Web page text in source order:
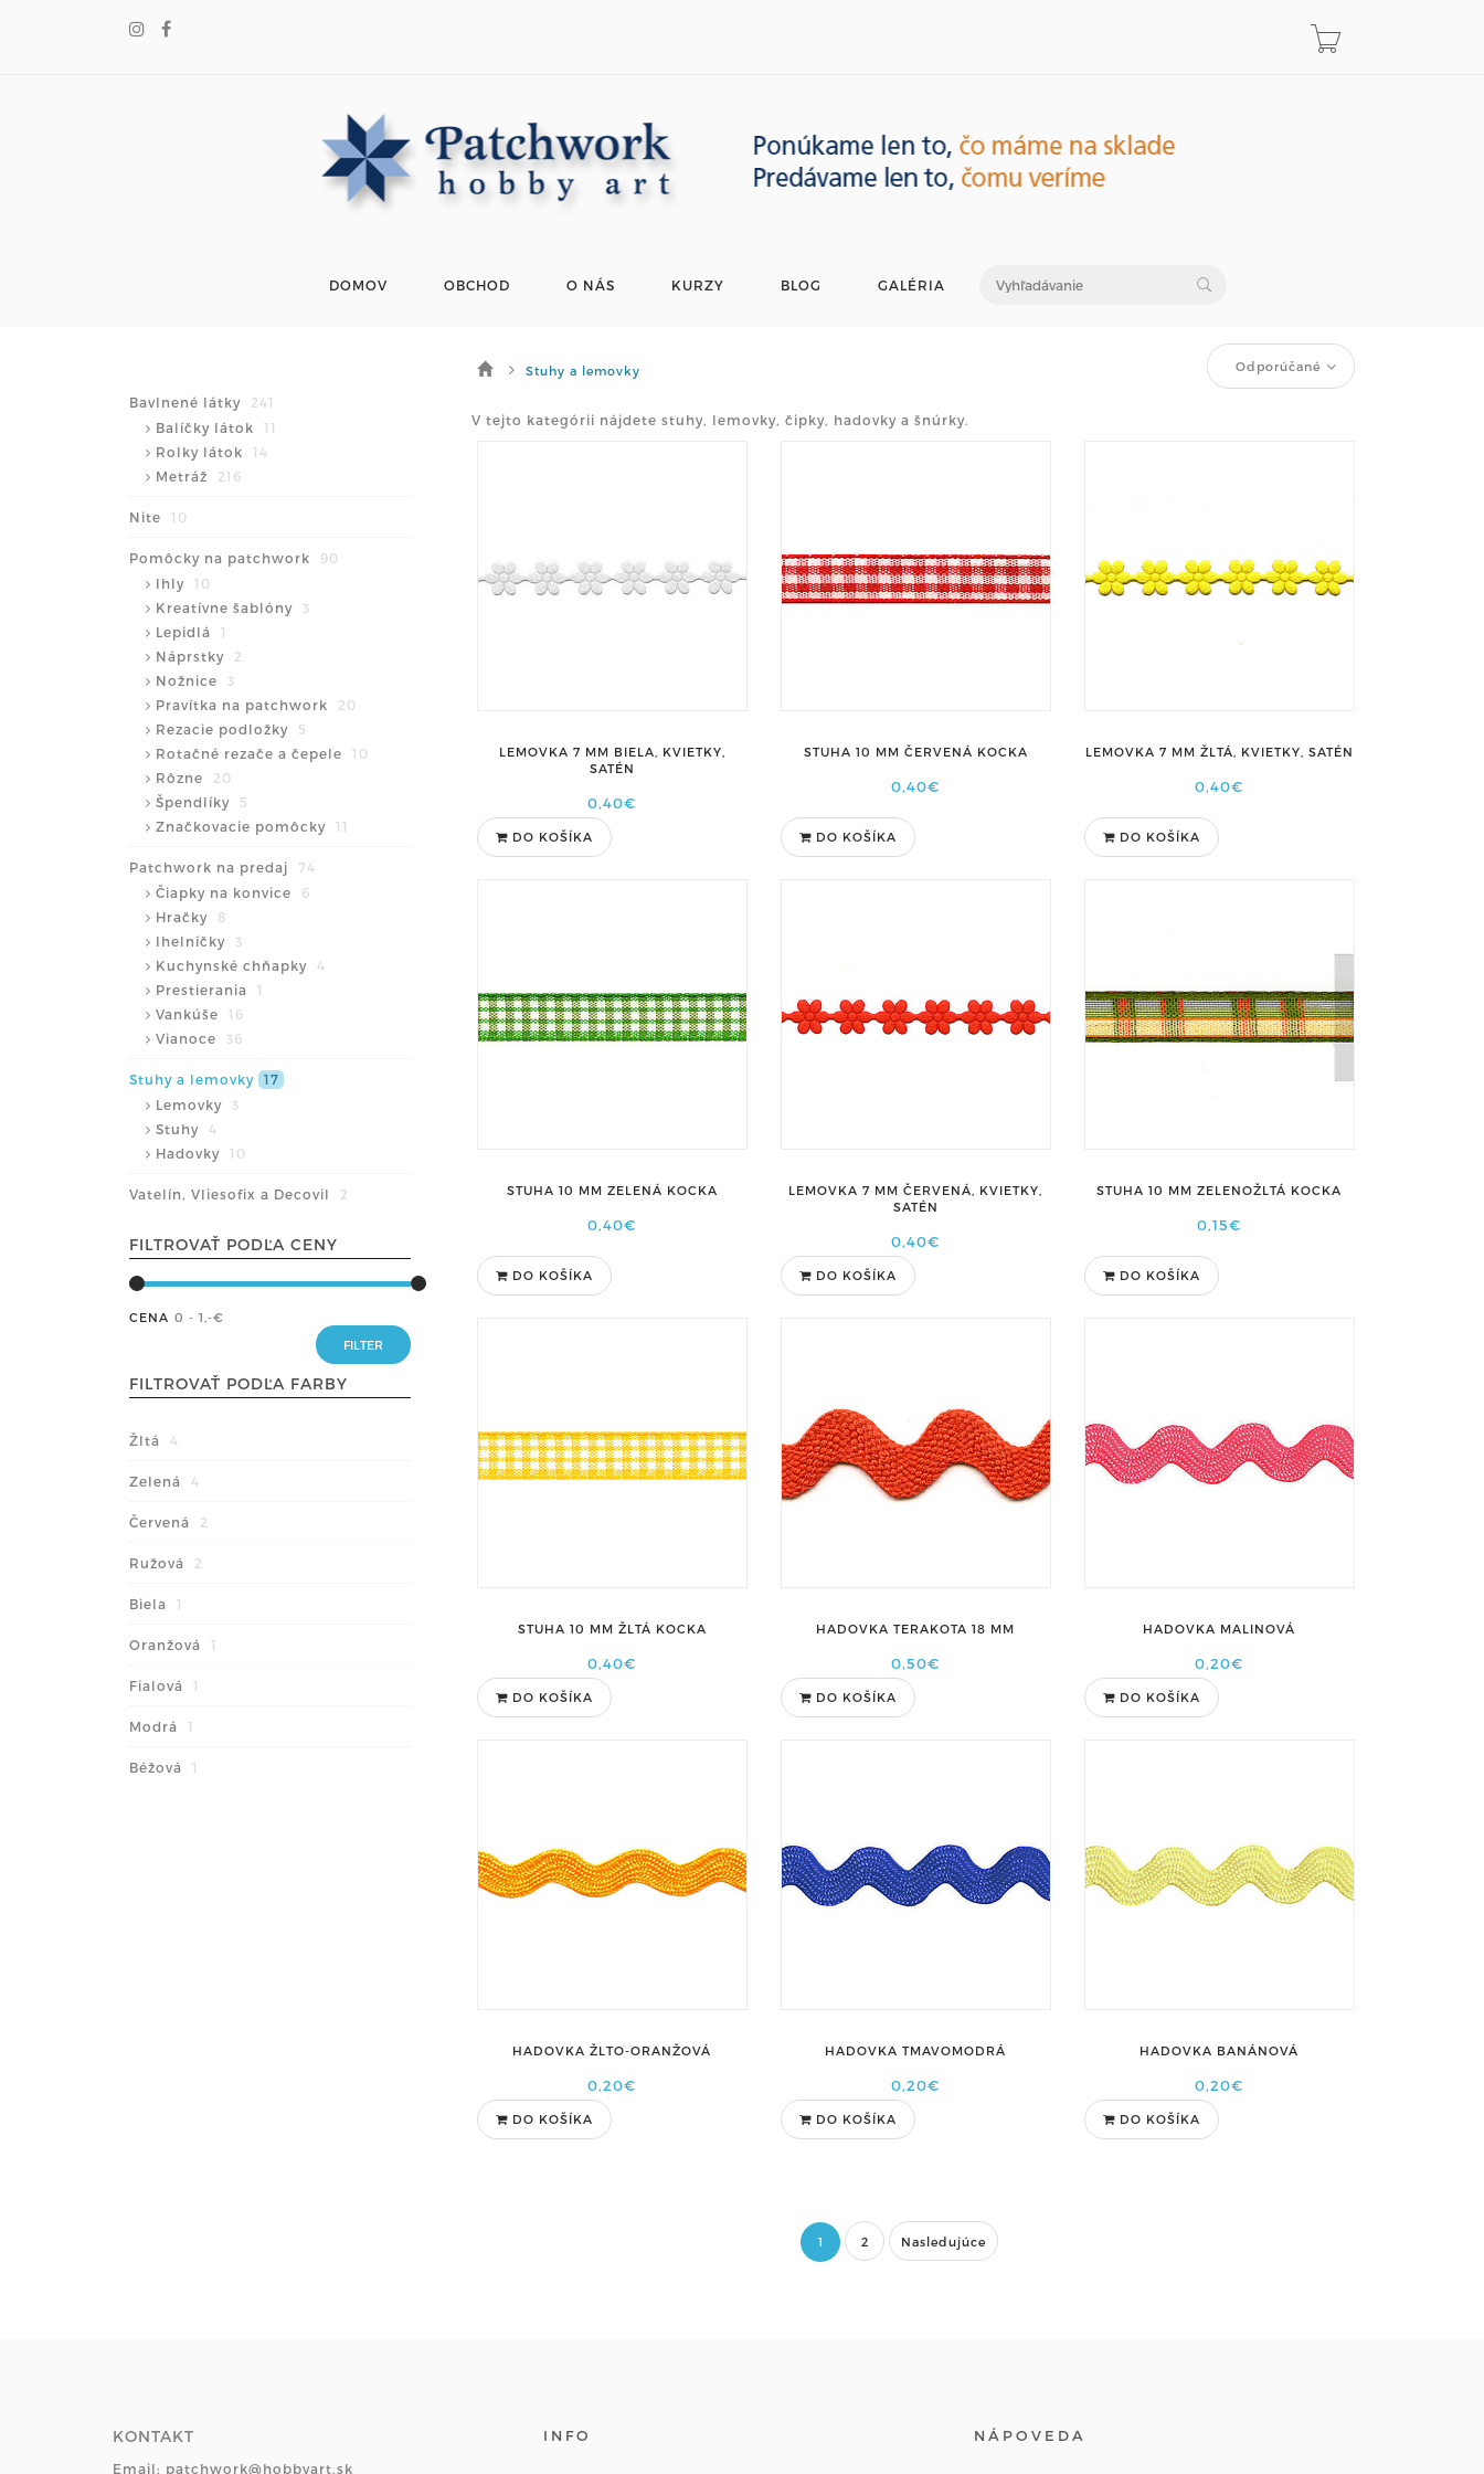
DOMOV OBCHOD O NÁS KURZY BLOG GALÉRIA
Bavlnené látky
241
Balíčky látok
11
Rolky látok
14
Metráž
216
Nite 10
Pomôcky na patchwork
90
Ihly
10
Kreatívne šablóny
3
Lepidlá
1
Náprstky
2
Nožnice
3
Pravítka na patchwork
20
Rezacie podložky
5
Rotačné rezače a čepele
10
Rôzne
20
Špendlíky
5
Značkovacie pomôcky
11
Patchwork na predaj
74
Čiapky na konvice
6
Hračky
8
Ihelníčky
3
Kuchynské chňapky
4
Prestierania
1
Vankúše
16
Vianoce
36
Stuhy a lemovky
17
Lemovky
3
Stuhy
4
Hadovky
10
Vatelín, Vliesofix a Decovil 2
FILTROVAŤ PODĽA CENY
CENA 0 - 1 ,-€
FILTROVAŤ PODĽA FARBY
Žltá 4
Zelená 4
Červená 2
Ružová 2
Biela 1
Oranžová 1
Fialová 1
Modrá 1
Béžová 1
Stuhy a lemovky Odporúčané
V tejto kategórii nájdete stuhy, lemovky, čipky, hadovky a šnúrky.
LEMOVKA 7 MM BIELA, KVIETKY,
SATÉN
0,40€
DO KOŠÍKA
STUHA 10 MM ČERVENÁ KOCKA
0,40€
DO KOŠÍKA
LEMOVKA 7 MM ŽLTÁ, KVIETKY, SATÉN
0,40€
DO KOŠÍKA
STUHA 10 MM ZELENÁ KOCKA
0,40€
DO KOŠÍKA
LEMOVKA 7 MM ČERVENÁ, KVIETKY,
SATÉN
0,40€
DO KOŠÍKA
STUHA 10 MM ZELENOŽLTÁ KOCKA
0,15€
DO KOŠÍKA
STUHA 10 MM ŽLTÁ KOCKA
0,40€
DO KOŠÍKA
HADOVKA TERAKOTA 18 MM
0,50€
DO KOŠÍKA
HADOVKA MALINOVÁ
0,20€
DO KOŠÍKA
HADOVKA ŽLTO-ORANŽOVÁ
0,20€
DO KOŠÍKA
HADOVKA TMAVOMODRÁ
0,20€
DO KOŠÍKA
HADOVKA BANÁNOVÁ
0,20€
DO KOŠÍKA
1 2 Nasledujúce
KONTAKT
Email: patchwork@hobbyart.sk
INFO NÁPOVEDA